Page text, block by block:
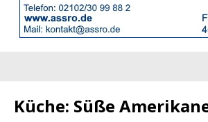
Küche: Süße